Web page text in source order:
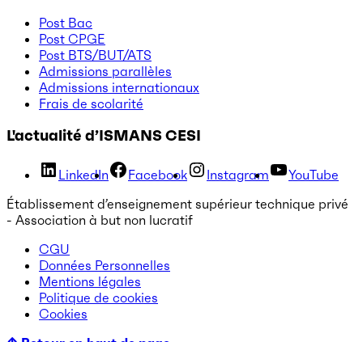
Post Bac
Post CPGE
Post BTS/BUT/ATS
Admissions parallèles
Admissions internationaux
Frais de scolarité
L'actualité d’ISMANS CESI
LinkedIn Facebook Instagram
YouTube
Établissement d’enseignement supérieur technique privé
- Association à but non lucratif
CGU
Données Personnelles
Mentions légales
Politique de cookies
Cookies